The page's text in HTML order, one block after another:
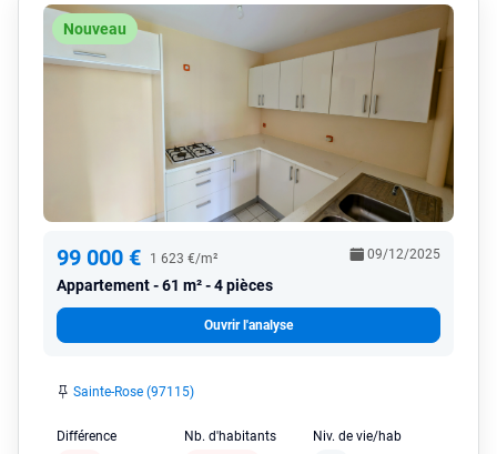
Nouveau
99 000 € 1 623 €/m²
Appartement 61 m² - 4 pièces
09/12/2025
Ouvrir l'analyse
Sainte-Rose (97115)
Différence
Nb. d'habitants
Niv. de vie/hab